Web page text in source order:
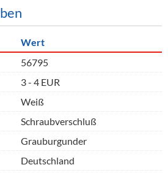
Wert
56795
3 - 4 EUR
Weiß
Schraubverschluß
Grauburgunder
Deutschland